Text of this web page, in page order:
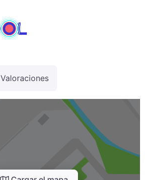
Valoraciones